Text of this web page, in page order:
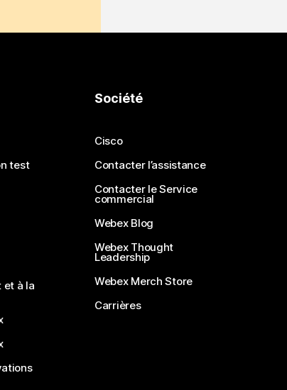
test
et à la
Société
Cisco
Contacter l’assistance
Contacter le Service
commercial
Webex Blog
Webex Thought
Leadership
Webex Merch Store
Carrières